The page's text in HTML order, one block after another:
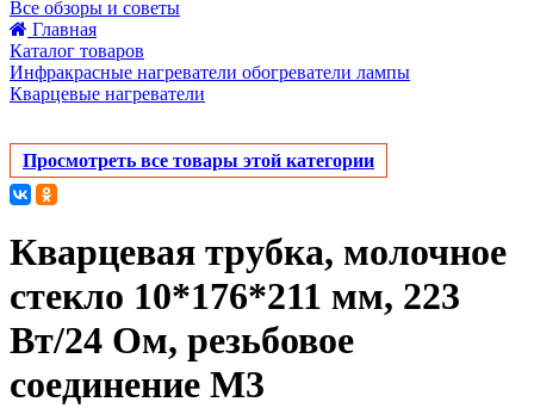
Все обзоры и советы
Главная
Каталог товаров
Инфракрасные нагреватели обогреватели лампы
Кварцевые нагреватели
Просмотреть все товары этой категории
Кварцевая трубка, молочное
стекло 10*176*211 мм, 223
Вт/24 Ом, резьбовое
соединение М3